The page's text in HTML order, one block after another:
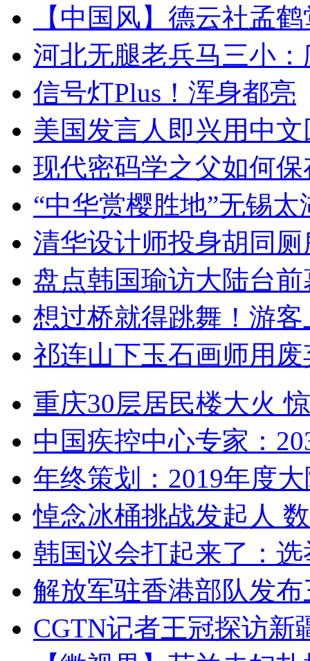
【中国风】德云社孟
河北无腿老兵马三小
信号灯Plus！浑身都亮
美国发言人即兴用中
现代密码学之父如何
“中华赏樱胜地”无锡
清华设计师投身胡同
盘点韩国瑜访大陆台
想过桥就得跳舞！游客
祁连山下玉石画师用
重庆30层居民楼大火
中国疾控中心专家：
年终策划：2019年度
悼念冰桶挑战发起人
韩国议会打起来了：
解放军驻香港部队发
CGTN记者王冠探访新